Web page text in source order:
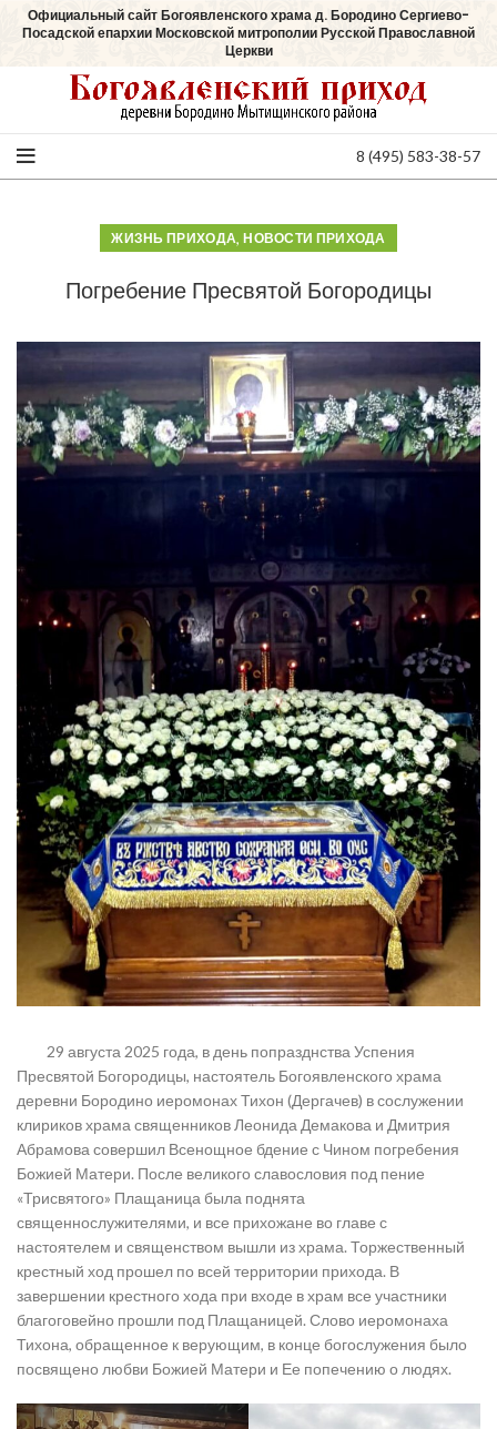
Официальный сайт Богоявленского храма д. Бородино Сергиево-
Посадской епархии Московской митрополии Русской Православной
Церкви
8 (495) 583-38-57
ЖИЗНЬ ПРИХОДА,НОВОСТИ ПРИХОДА
Погребение Пресвятой Богородицы
29 августа 2025 года, в день попразднства Успения
Пресвятой Богородицы, настоятель Богоявленского храма
деревни Бородино иеромонах Тихон (Дергачев) в сослужении
клириков храма священников Леонида Демакова и Дмитрия
Абрамова совершил Всенощное бдение с Чином погребения
Божией Матери. После великого славословия под пение
«Трисвятого» Плащаница была поднята
священнослужителями, и все прихожане во главе с
настоятелем и священством вышли из храма. Торжественный
крестный ход прошел по всей территории прихода. В
завершении крестного хода при входе в храм все участники
благоговейно прошли под Плащаницей. Слово иеромонаха
Тихона, обращенное к верующим, в конце богослужения было
посвящено любви Божией Матери и Ее попечению о людях.